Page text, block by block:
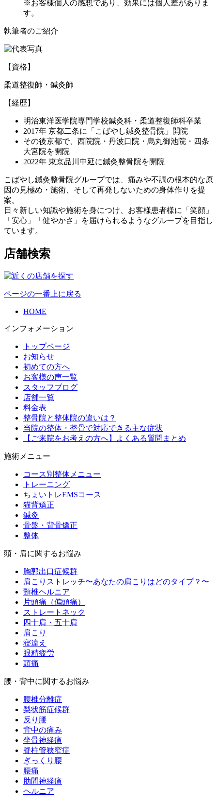
※お客様個人の感想であり、効果には個人差がありま
す。
執筆者のご紹介
【資格】
柔道整復師・鍼灸師
【経歴】
明治東洋医学院専門学校鍼灸科・柔道整復師科卒業
2017年 京都二条に「こばやし鍼灸整骨院」開院
その後京都で、西院院・丹波口院・烏丸御池院・四条
大宮院を開院
2022年 東京品川中延に鍼灸整骨院を開院
こばやし鍼灸整骨院グループでは、痛みや不調の根本的な原
因の見極め・施術、そして再発しないための身体作りを提
案。
日々新しい知識や施術を身につけ、お客様患者様に「笑顔」
「安心」「健やかさ」を届けられるようなグループを目指し
ています。
店舗検索
ページの一番上に戻る
HOME
インフォメーション
トップページ
お知らせ
初めての方へ
お客様の声一覧
スタッフブログ
店舗一覧
料金表
整骨院と整体院の違いは？
当院の整体・整骨で対応できる主な症状
【ご来院をお考えの方へ】よくある質問まとめ
施術メニュー
コース別整体メニュー
トレーニング
ちょいトレEMSコース
猫背矯正
鍼灸
骨盤・背骨矯正
整体
頭・肩に関するお悩み
胸郭出口症候群
肩こりストレッチ〜あなたの肩こりはどのタイプ？〜
頸椎ヘルニア
片頭痛（偏頭痛）
ストレートネック
四十肩・五十肩
肩こり
寝違え
眼精疲労
頭痛
腰・背中に関するお悩み
腰椎分離症
梨状筋症候群
反り腰
背中の痛み
坐骨神経痛
脊柱管狭窄症
ぎっくり腰
腰痛
肋間神経痛
ヘルニア